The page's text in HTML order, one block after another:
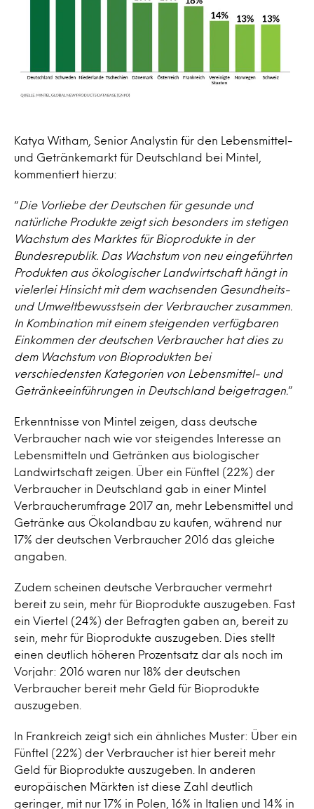
Katya Witham, Senior Analystin für den Lebensmittel-
und Getränkemarkt für Deutschland bei Mintel,
kommentiert hierzu:
“ Die Vorliebe der Deutschen für gesunde und
natürliche Produkte zeigt sich besonders im stetigen
Wachstum des Marktes für Bioprodukte in der
Bundesrepublik. Das Wachstum von neu eingeführten
Produkten aus ökologischer Landwirtschaft hängt in
vielerlei Hinsicht mit dem wachsenden Gesundheits-
und Umweltbewusstsein der Verbraucher zusammen.
In Kombination mit einem steigenden verfügbaren
Einkommen der deutschen Verbraucher hat dies zu
dem Wachstum von Bioprodukten bei
verschiedensten Kategorien von Lebensmittel- und
Getränkeeinführungen in Deutschland beigetragen. ”
Erkenntnisse von Mintel zeigen, dass deutsche
Verbraucher nach wie vor steigendes Interesse an
Lebensmitteln und Getränken aus biologischer
Landwirtschaft zeigen. Über ein Fünftel (22%) der
Verbraucher in Deutschland gab in einer Mintel
Verbraucherumfrage 2017 an, mehr Lebensmittel und
Getränke aus Ökolandbau zu kaufen, während nur
17% der deutschen Verbraucher 2016 das gleiche
angaben.
Zudem scheinen deutsche Verbraucher vermehrt
bereit zu sein, mehr für Bioprodukte auszugeben. Fast
ein Viertel (24%) der Befragten gaben an, bereit zu
sein, mehr für Bioprodukte auszugeben. Dies stellt
einen deutlich höheren Prozentsatz dar als noch im
Vorjahr: 2016 waren nur 18% der deutschen
Verbraucher bereit mehr Geld für Bioprodukte
auszugeben.
In Frankreich zeigt sich ein ähnliches Muster: Über ein
Fünftel (22%) der Verbraucher ist hier bereit mehr
Geld für Bioprodukte auszugeben. In anderen
europäischen Märkten ist diese Zahl deutlich
geringer, mit nur 17% in Polen, 16% in Italien und 14% in